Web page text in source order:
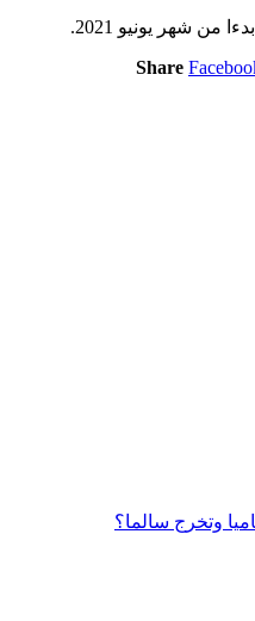
Share
وتخرج سالما؟